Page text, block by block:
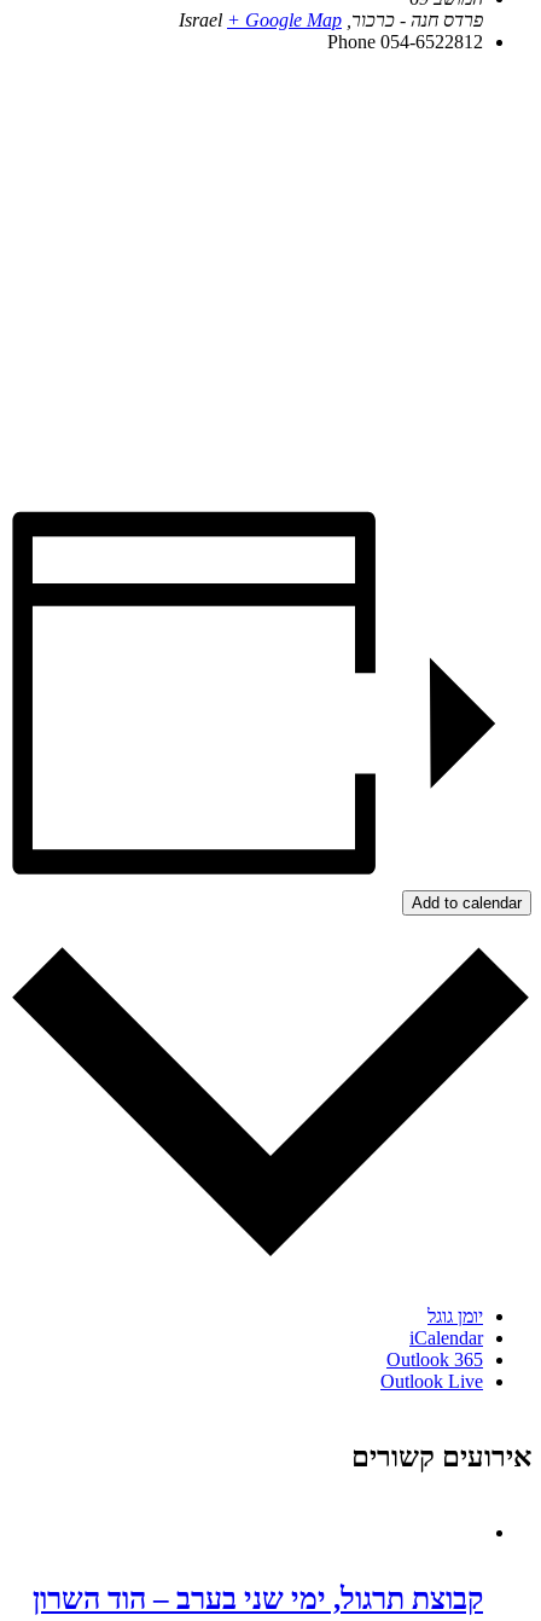
פרדס חנה - כרכור
Israel + Google Map
Phone 054-6522812
Add to calendar
יומן גוגל
iCalendar
Outlook 365
Outlook Live
אירועים קשורים
קבוצת תרגול, ימי שני בערב – הוד השרון